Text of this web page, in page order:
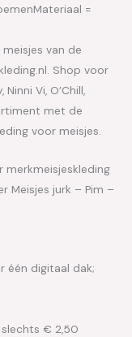
=
van de
Shop voor
Vi, O’Chill,
met de
voor meisjes.
merkmeisjeskleding
Meisjes jurk – Pim –
één digitaal dak;
€ 2,50